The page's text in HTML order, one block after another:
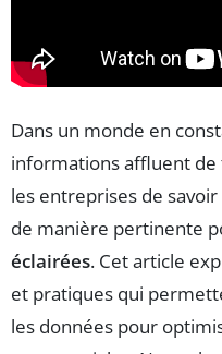
Dans un monde en
informations affluent de
les entreprises de
de manière pertinente
éclairées. Cet article
et pratiques qui
les données pour